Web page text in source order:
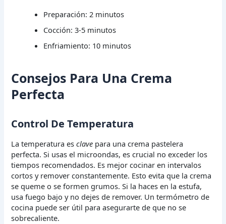
Preparación: 2 minutos
Cocción: 3-5 minutos
Enfriamiento: 10 minutos
Consejos Para Una Crema
Perfecta
Control De Temperatura
La temperatura esclave para una crema pastelera
perfecta. Si usas el microondas, es crucial no exceder los
tiempos recomendados. Es mejor cocinar en intervalos
cortos y remover constantemente. Esto evita que la crema
se queme o se formen grumos. Si la haces en la estufa,
usa fuego bajo y no dejes de remover. Un termómetro de
cocina puede ser útil para asegurarte de que no se
sobrecaliente.